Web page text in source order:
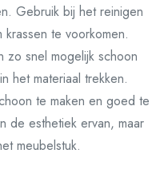
Gebruik bij het reinigen
te voorkomen.
zo snel mogelijk schoon
het materiaal trekken.
te maken en goed te
de esthetiek ervan, maar
meubelstuk.